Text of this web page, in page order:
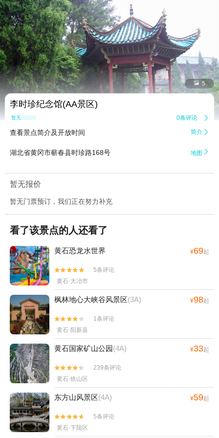
 5
李时珍纪念馆(AA景区)
暂无点评 0条评论 
查看景点简介及开放时间 简介 
湖北省黄冈市蕲春县时珍路168号 地图 
暂无报价
暂无门票预订，我们正在努力补充
看了该景点的人还看了
黄石恐龙水世界 ¥69起


5条评论
黄石·大冶市
枫林地心大峡谷风景区(3A) ¥98起


1条评论
黄石·阳新县
黄石国家矿山公园(4A) ¥33起


239条评论
黄石·铁山区
东方山风景区(4A) ¥59起


5条评论
黄石·下陆区
